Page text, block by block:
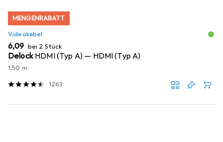
MENGENRABATT
Videokabel
EUR
6,09 bei 2 Stück
Delock HDMI (Typ A) — HDMI (Typ A)
1.50 m
1263